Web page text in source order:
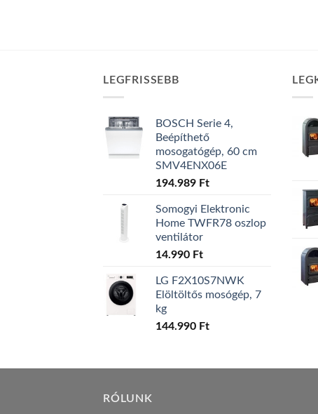
LEGFRISSEBB
BOSCH Serie 4,
Beépíthető
mosogatógép, 60 cm
SMV4ENX06E
194.989 Ft
Somogyi Elektronic
Home TWFR78 oszlop
ventilátor
14.990 Ft
LG F2X10S7NWK
Elöltöltős mosógép, 7
kg
144.990 Ft
RÓLUNK